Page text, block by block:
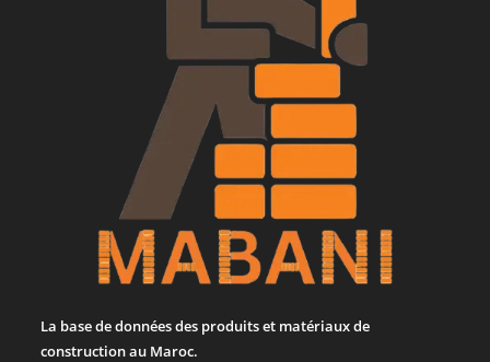
La base de données des produits et matériaux de
construction au Maroc.